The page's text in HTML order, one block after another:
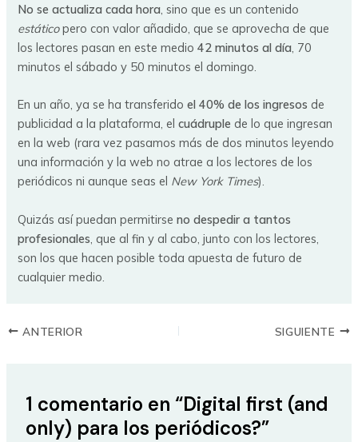
No se actualiza cada hora, sino que es un contenido
estáticopero con valor añadido, que se aprovecha de que
los lectores pasan en este medio42 minutos al día, 70
minutos el sábado y 50 minutos el domingo.
En un año, ya se ha transferido el 40% de los ingresos de
publicidad a la plataforma, elcuádruple de lo que ingresan
en la web (rara vez pasamos más de dos minutos leyendo
una información y la web no atrae a los lectores de los
periódicos ni aunque seas el New York Times).
Quizás así puedan permitirse no despedir a tantos
profesionales , que al fin y al cabo, junto con los lectores,
son los que hacen posible toda apuesta de futuro de
cualquier medio.
ANTERIOR SIGUIENTE
1 comentario en “Digital first (and
only) para los periódicos?”